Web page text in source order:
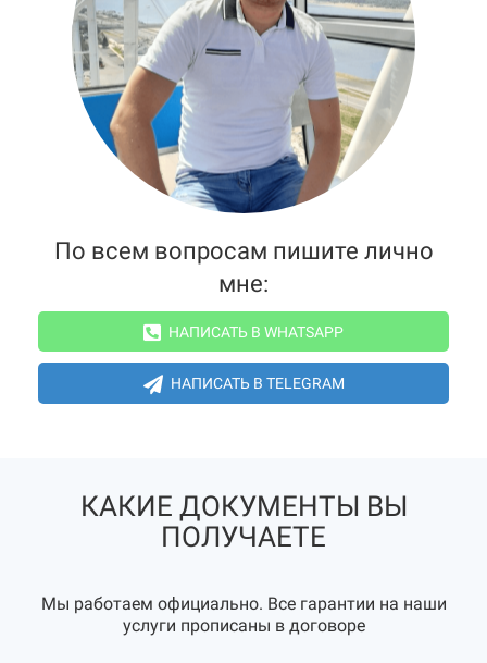
По всем вопросам пишите лично
мне:
НАПИСАТЬ В WHATSAPP
НАПИСАТЬ В TELEGRAM
КАКИЕ ДОКУМЕНТЫ ВЫ
ПОЛУЧАЕТЕ
Мы работаем официально. Все гарантии на наши
услуги прописаны в договоре